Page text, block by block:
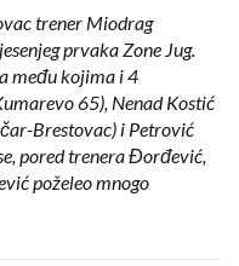
trener Miodrag
prvaka Zone Jug.
među kojima i 4
65), Nenad Kostić
Brestovac) i Petrović
pored trenera Đorđević,
poželeo mnogo